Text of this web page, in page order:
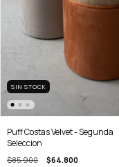
SIN STOCK
Puff Costas Velvet - Segunda
Seleccion
$85.900 $64.800